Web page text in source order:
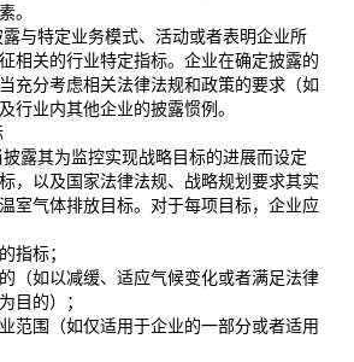
。
与特定业务模式、活动或者表明企业所
相关的行业特定指标。企业在确定披露的
充分考虑相关法律法规和政策的要求（如
行业内其他企业的披露惯例。
露其为监控实现战略目标的进展而设定
，以及国家法律法规、战略规划要求其实
室气体排放目标。对于每项目标，企业应
指标；
（如以减缓、适应气候变化或者满足法律
目的）；
范围（如仅适用于企业的一部分或者适用